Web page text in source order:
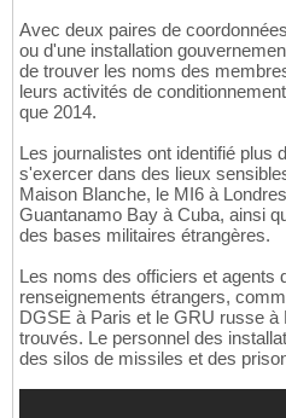
Avec deux paires de
ou d'une installation
de trouver les noms des
leurs activités de
que 2014.
Les journalistes ont identifié plus
s'exercer dans des lieux
Maison Blanche, le MI6 à
Guantanamo Bay à Cuba, ainsi
des bases militaires étrangères.
Les noms des officiers et agents
renseignements étrangers,
DGSE à Paris et le GRU russe à
trouvés. Le personnel des
des silos de missiles et des